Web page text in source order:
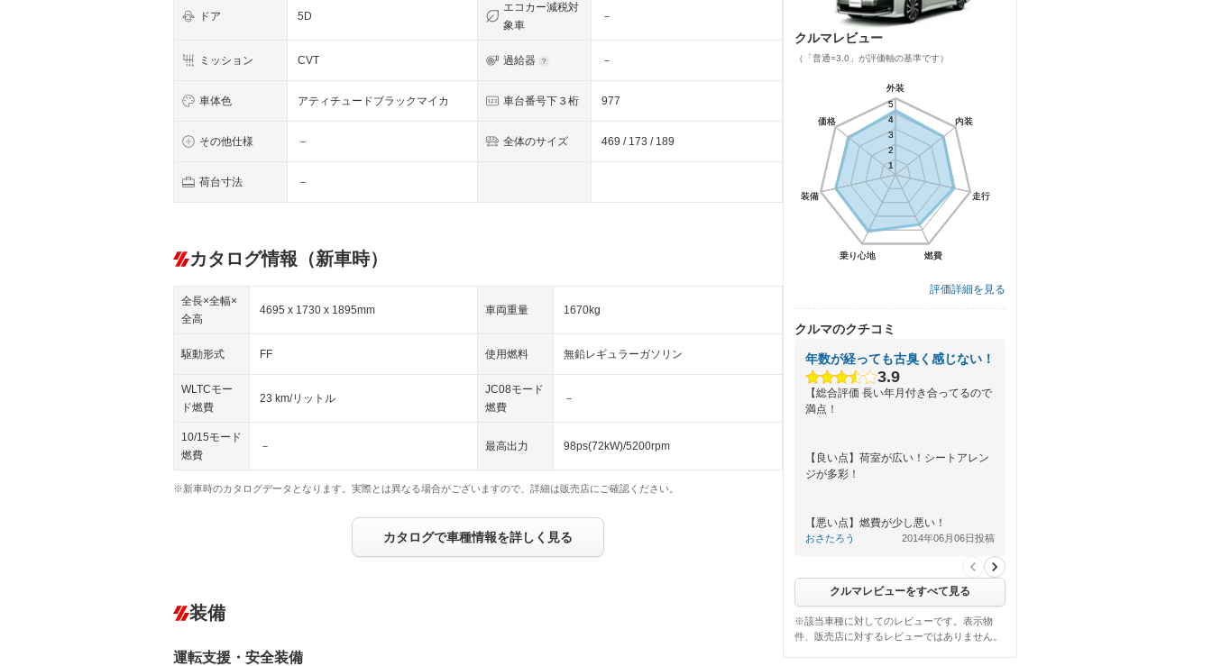
ドア 5D
エコカー減税対
象車
－
ミッション CVT 過給器 －
車体色 アティチュードブラックマイカ 車台番号下３桁 977
その他仕様 － 全体のサイズ 469 / 173 / 189
荷台寸法 －
カタログ情報（新車時）
全長×全幅×
全高
4695 x 1730 x 1895mm 車両重量 1670kg
駆動形式 FF 使用燃料 無鉛レギュラーガソリン
WLTCモー
ド燃費
23 km/リットル
JC08モード
燃費
－
10/15モード
燃費
－ 最高出力 98ps(72kW)/5200rpm
※新車時のカタログデータとなります。実際とは異なる場合がございますので、詳細は販売店にご確認ください。
カタログで車種情報を詳しく見る
装備
運転支援・安全装備
クルマレビュー
（「普通=3.0」が評価軸の基準です）
外装
内装
走行
燃費
乗り心地
装備
価格
1
2
3
4
5
外装
内装
走行
燃費
乗り心地
装備
価格
1
2
3
4
5
評価詳細を見る
クルマのクチコミ
年数が経っても古臭く感じない！
3.9
【総合評価 長い年月付き合ってるので
満点！
【良い点】荷室が広い！シートアレン
ジが多彩！
【悪い点】燃費が少し悪い！
おさたろう 2014年06月06日投稿
クルマレビューをすべて見る
※該当車種に対してのレビューです。表示物
件、販売店に対するレビューではありません。